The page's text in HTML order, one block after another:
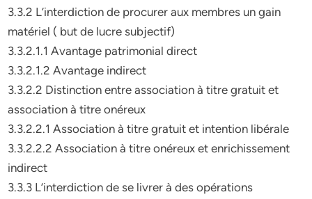
3.3.2 L’interdiction de procurer aux membres un gain
matériel ( but de lucre subjectif)
3.3.2.1.1 Avantage patrimonial direct
3.3.2.1.2 Avantage indirect
3.3.2.2 Distinction entre association à titre gratuit et
association à titre onéreux
3.3.2.2.1 Association à titre gratuit et intention libérale
3.3.2.2.2 Association à titre onéreux et enrichissement
indirect
3.3.3 L’interdiction de se livrer à des opérations